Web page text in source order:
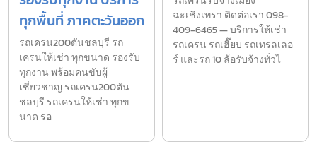
ทุกพื้นที่ ภาคตะวันออก
รถเครน200ตันชลบุรี รถ
เครนให้เช่า ทุกขนาด รองรับ
ทุกงาน พร้อมคนขับผู้
เชี่ยวชาญ รถเครน200ตัน
ชลบุรี รถเครนให้เช่า ทุกข
นาด รอ
ฉะเชิงเทรา ติดต่อเรา 098-
409-6465 — บริการให้เช่า
รถเครน รถเฮี๊ยบ รถเทรลเลอ
ร์ และรถ 10 ล้อรับจ้างทั่วไ